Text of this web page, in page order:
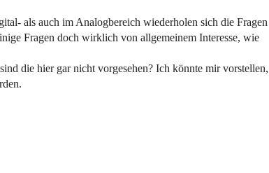
als auch im Analogbereich wiederholen sich die Fragen
Fragen doch wirklich von allgemeinem Interesse, wie
die hier gar nicht vorgesehen? Ich könnte mir vorstellen,